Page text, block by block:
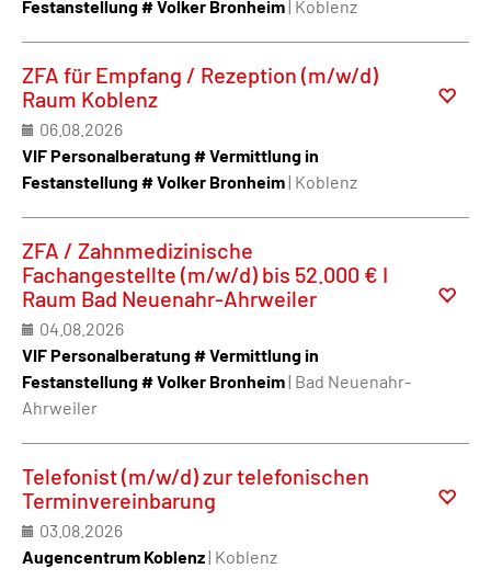
Festanstellung # Volker Bronheim | Koblenz
ZFA für Empfang / Rezeption (m/w/d)
Raum Koblenz
06.08.2026
VIF Personalberatung # Vermittlung in
Festanstellung # Volker Bronheim| Koblenz
ZFA / Zahnmedizinische
Fachangestellte (m/w/d) bis 52.000 € I
Raum Bad Neuenahr-Ahrweiler
04.08.2026
VIF Personalberatung # Vermittlung in
Festanstellung # Volker Bronheim| Bad Neuenahr-
Ahrweiler
Telefonist (m/w/d) zur telefonischen
Terminvereinbarung
03.08.2026
Augencentrum Koblenz| Koblenz